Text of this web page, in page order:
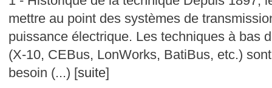
mettre au point des systèmes de
puissance électrique. Les techniques à bas
(X-10, CEBus, LonWorks, BatiBus, etc.)
besoin (...) [suite]